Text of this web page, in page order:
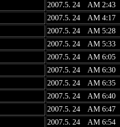
2007.5. 24 AM 2:43
2007.5. 24 AM 4:17
2007.5. 24 AM 5:28
2007.5. 24 AM 5:33
2007.5. 24 AM 6:05
2007.5. 24 AM 6:30
2007.5. 24 AM 6:35
2007.5. 24 AM 6:40
2007.5. 24 AM 6:47
2007.5. 24 AM 6:54